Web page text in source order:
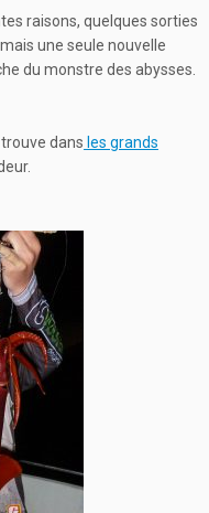
raisons, quelques sorties
une seule nouvelle
du monstre des abysses.
dans les grands